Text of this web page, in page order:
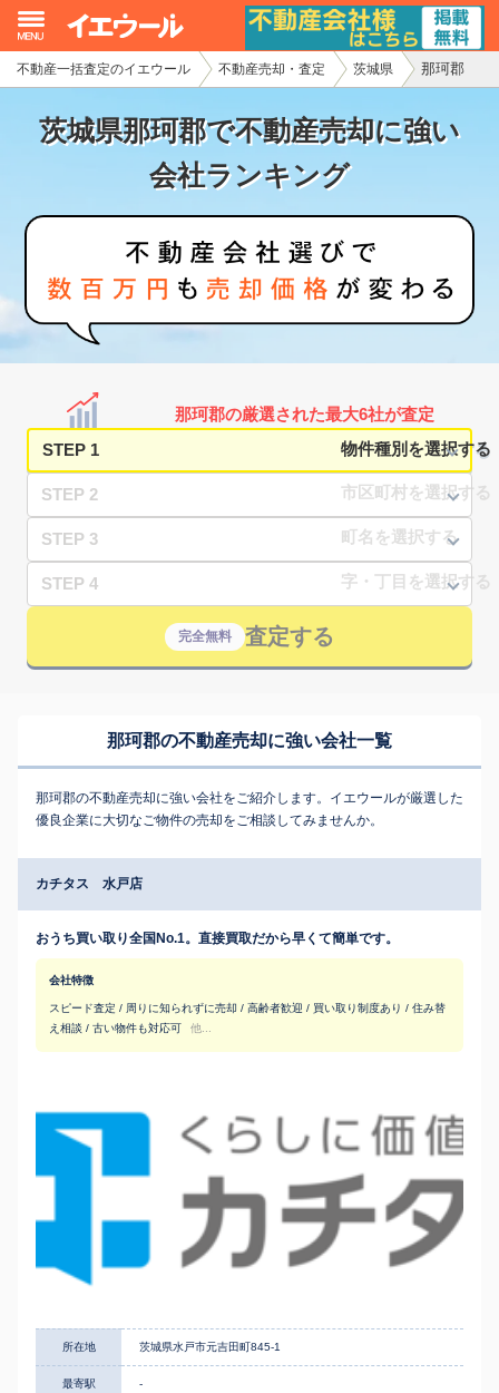
不動産一括査定のイエウール 不動産売却・査定 茨城県 那珂郡
茨城県那珂郡で不動産売却に強い
会社ランキング
那珂郡の厳選された最大6社が査定
STEP 1
STEP 2
STEP 3
STEP 4
完全無料 査定する
那珂郡の不動産売却に強い会社一覧
那珂郡の不動産売却に強い会社をご紹介します。イエウールが厳選した
優良企業に大切なご物件の売却をご相談してみませんか。
カチタス 水戸店
おうち買い取り全国No.1。直接買取だから早くて簡単です。
会社特徴
スピード査定 / 周りに知られずに売却 / 高齢者歓迎 / 買い取り制度あり / 住み替
え相談 / 古い物件も対応可
他...
所在地 茨城県水戸市元吉田町845-1
最寄駅 -
イエウール加盟希望の不動産会社様
初めての方へ
不動産の売却・一括査定
家査定シミュレーター
お問い合わせ